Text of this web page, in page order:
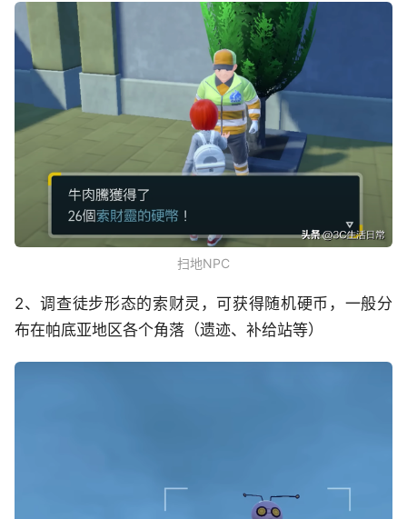
扫地NPC
2、调查徒步形态的索财灵，可获得随机硬币，一般分
布在帕底亚地区各个角落（遗迹、补给站等）